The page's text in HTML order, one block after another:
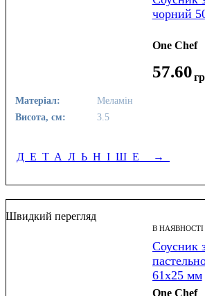
чорний
One Chef
57.60
Матеріал:
Меламін
Висота, см:
3.5
ДЕТАЛЬНІШЕ →
Швидкий перегляд
В НАЯВНОСТІ
Соусник
61х25 мм
One Chef